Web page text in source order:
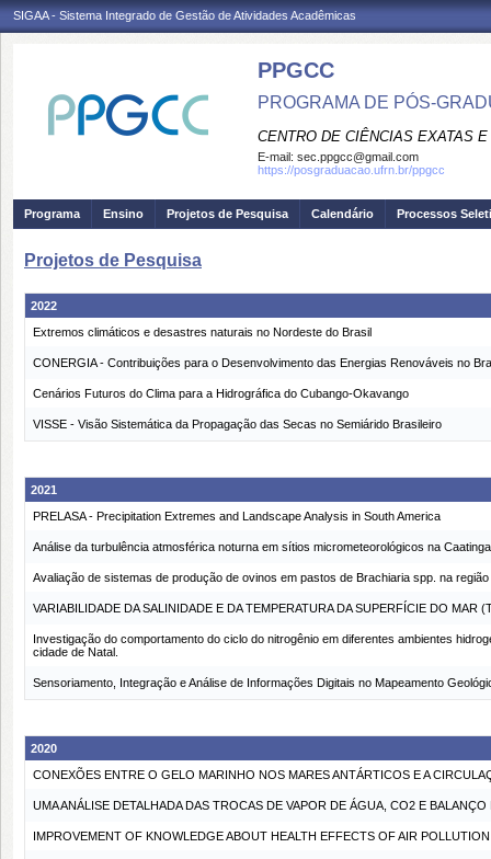
SIGAA - Sistema Integrado de Gestão de Atividades Acadêmicas
PPGCC
PROGRAMA DE PÓS-
CENTRO DE CIÊNCIAS EXATAS
E-mail: sec.ppgcc@gmail.com
https://posgraduacao.ufrn.br/ppgcc
Programa Ensino Projetos de Pesquisa Calendário Processos
Projetos de Pesquisa
2022
Extremos climáticos e desastres naturais no Nordeste do Brasil
CONERGIA - Contribuições para o Desenvolvimento das Energias Renováveis no
Cenários Futuros do Clima para a Hidrográfica do Cubango-Okavango
VISSE - Visão Sistemática da Propagação das Secas no Semiárido Brasileiro
2021
PRELASA - Precipitation Extremes and Landscape Analysis in South America
Análise da turbulência atmosférica noturna em sítios micrometeorológicos na
Avaliação de sistemas de produção de ovinos em pastos de Brachiaria spp. na
VARIABILIDADE DA SALINIDADE E DA TEMPERATURA DA SUPERFÍCIE DO MAR
Investigação do comportamento do ciclo do nitrogênio em diferentes ambientes
cidade de Natal.
Sensoriamento, Integração e Análise de Informações Digitais no Mapeamento
2020
CONEXÕES ENTRE O GELO MARINHO NOS MARES ANTÁRTICOS E A
UMA ANÁLISE DETALHADA DAS TROCAS DE VAPOR DE ÁGUA, CO2 E
IMPROVEMENT OF KNOWLEDGE ABOUT HEALTH EFFECTS OF AIR